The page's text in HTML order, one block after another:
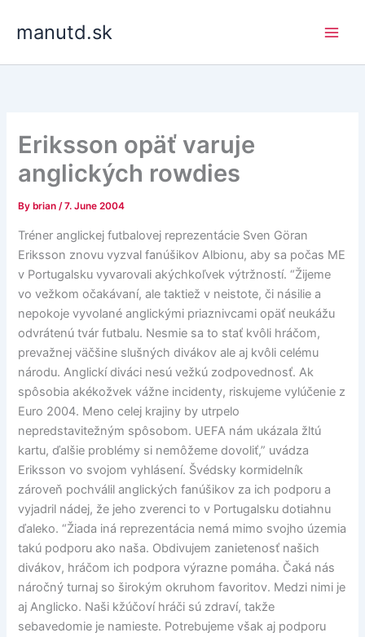
manutd.sk
Eriksson opäť varuje
anglických rowdies
By brian/7. June 2004
Tréner anglickej futbalovej reprezentácie Sven Göran
Eriksson znovu vyzval fanúšikov Albionu, aby sa počas ME
v Portugalsku vyvarovali akýchkoľvek výtržností. “Žijeme
vo vežkom očakávaní, ale taktiež v neistote, či násilie a
nepokoje vyvolané anglickými priaznivcami opäť neukážu
odvrátenú tvár futbalu. Nesmie sa to stať kvôli hráčom,
prevažnej väčšine slušných divákov ale aj kvôli celému
národu. Anglickí diváci nesú vežkú zodpovednosť. Ak
spôsobia akékožvek vážne incidenty, riskujeme vylúčenie z
Euro 2004. Meno celej krajiny by utrpelo
nepredstavitežným spôsobom. UEFA nám ukázala žltú
kartu, ďalšie problémy si nemôžeme dovoliť,” uvádza
Eriksson vo svojom vyhlásení. Švédsky kormidelník
zároveň pochválil anglických fanúšikov za ich podporu a
vyjadril nádej, že jeho zverenci to v Portugalsku dotiahnu
ďaleko. “Žiada iná reprezentácia nemá mimo svojho územia
takú podporu ako naša. Obdivujem zanietenosť našich
divákov, hráčom ich podpora výrazne pomáha. Čaká nás
náročný turnaj so širokým okruhom favoritov. Medzi nimi je
aj Anglicko. Naši kžúčoví hráči sú zdraví, takže
sebavedomie je namieste. Potrebujeme však aj podporu